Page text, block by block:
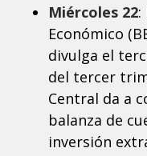
Miércoles 22:
Económico
divulga el
del tercer
Central da a
balanza de
inversión